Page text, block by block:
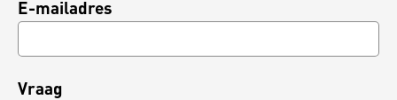
E-mailadres
Vraag